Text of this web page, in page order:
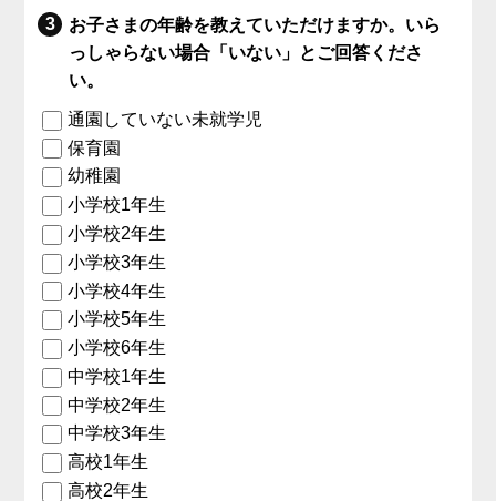
お子さまの年齢を教えていただけますか。いら
っしゃらない場合「いない」とご回答くださ
い。
通園していない未就学児
保育園
幼稚園
小学校1年生
小学校2年生
小学校3年生
小学校4年生
小学校5年生
小学校6年生
中学校1年生
中学校2年生
中学校3年生
高校1年生
高校2年生